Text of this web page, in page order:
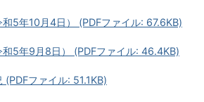
5年10月4日） (PDFファイル: 67.6KB)
5年9月8日） (PDFファイル: 46.4KB)
ファイル: 51.1KB)